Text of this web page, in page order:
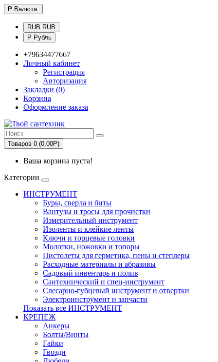
Р Валюта
RUB RUB
Р Рубль
+79634477667
Личный кабинет
Регистрация
Авторизация
Закладки (0)
Корзина
Оформление заказа
Товаров 0 (0.00Р)
Ваша корзина пуста!
Категории
ИНСТРУМЕНТ
Буры, сверла и биты
Вантузы и тросы для прочистки
Измерительный инструмент
Изоленты и клейкие ленты
Ключи и торцевые головки
Молотки, ножовки и топоры
Пистолеты для герметика, пены и степлеры
Расходные материалы и абразивы
Садовый инвентарь и полив
Сантехнический и спец-инструмент
Слесарно-губцевый инструмент и отвертки
Электроинструмент и запчасти
Показать все ИНСТРУМЕНТ
КРЕПЕЖ
Анкеры
Болты/Винты
Гайки
Гвозди